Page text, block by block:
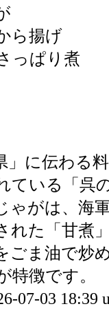
ら揚げ
っぱり煮
」に伝わる
ている「呉
ゃがは、海
れた「甘煮
ごま油で炒
特徴です。
07-03 18:39